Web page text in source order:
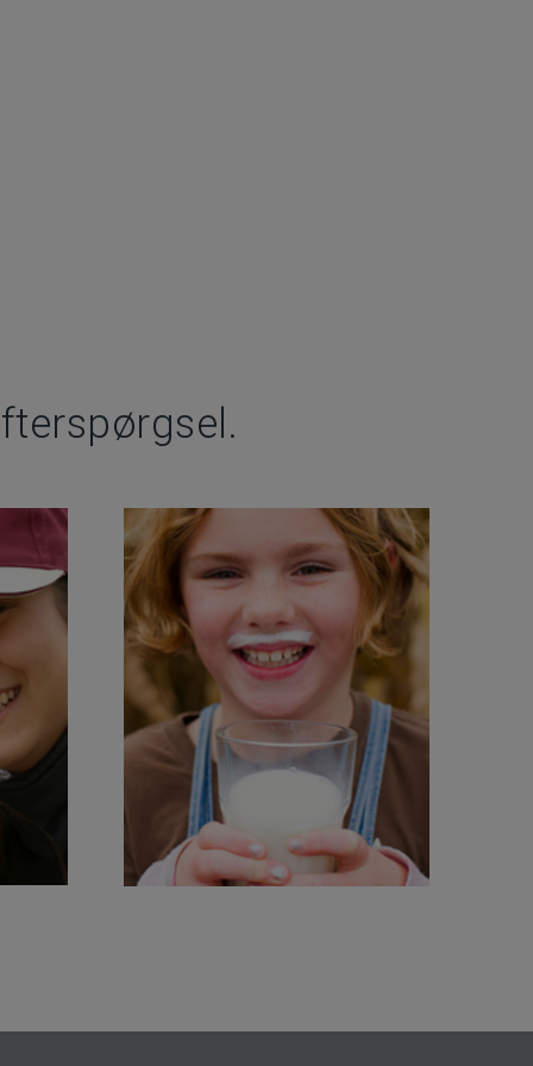
40+
års international erfaring
Læs mere